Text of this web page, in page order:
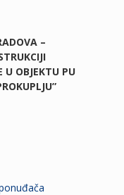
–
U OBJEKTU PU